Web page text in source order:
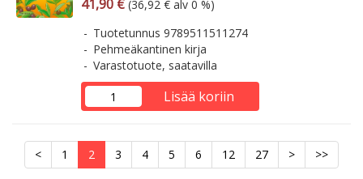
41,90 € (36,92 € alv 0 %)
Tuotetunnus 9789511511274
Pehmeäkantinen kirja
Varastotuote, saatavilla
Lisää koriin
< 1 2 3 4 5 6 12 27 > >>